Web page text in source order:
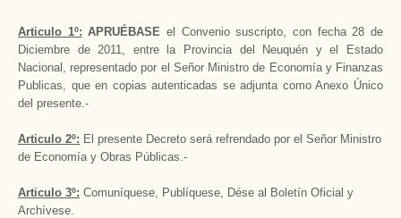
Articulo 1º: APRUÉBASE el Convenio suscripto, con fecha 28 de
Diciembre de 2011, entre la Provincia del Neuquén y el Estado
Nacional, representado por el Señor Ministro de Economía y Finanzas
Publicas, que en copias autenticadas se adjunta como Anexo Único
del presente.-
Articulo 2º: El presente Decreto será refrendado por el Señor Ministro
de Economía y Obras Públicas.-
Articulo 3º: Comuníquese, Publíquese, Dése al Boletín Oficial y
Archívese.